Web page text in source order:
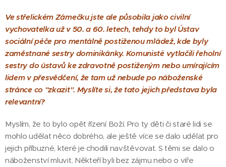
Ve střelickém Zámečku jste ale působila jako civilní
vychovatelka už v 50. a 60. letech, tehdy to byl Ústav
sociální péče pro mentálně postiženou mládež, kde byly
zaměstnané sestry dominikánky. Komunisté vytlačili řeholní
sestry do ústavů ke zdravotně postiženým nebo umírajícím
lidem v přesvědčení, že tam už nebude po náboženské
stránce co "zkazit". Myslíte si, že tato jejich představa byla
relevantní?
Myslím, že to bylo opět řízení Boží. Pro ty děti či staré lidi se
mohlo udělat něco dobrého, ale ještě více se dalo udělat pro
jejich příbuzné, které je chodili navštěvovat. S těmi se dalo o
náboženství mluvit. Někteří byli bez zájmu nebo o víře